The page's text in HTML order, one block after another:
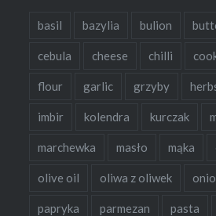
basil bazylia bulion
cebula cheese chilli
flour garlic grzyby
imbir kolendra kurczak
marchewka masło mąka
olive oil oliwa z oliwek
papryka parmezan pasta